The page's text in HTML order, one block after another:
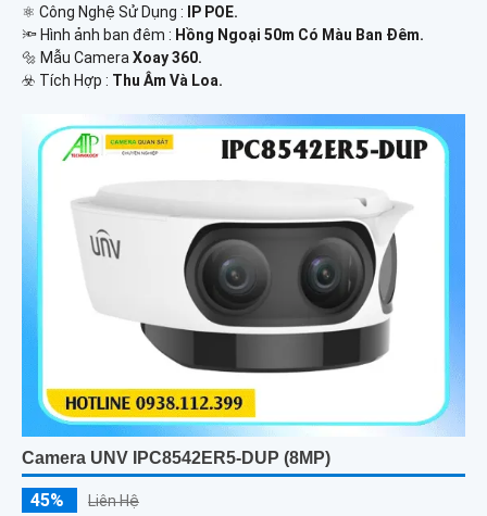
⚛️ Công Nghệ Sử Dụng :
IP POE.
🔦 Hình ảnh ban đêm : Hồng Ngoại 50m Có Màu Ban Ðêm.
🔩 Mẫu CameraXoay 360.
️☣️ Tích Hợp : Thu Âm Và Loa.
Camera UNV IPC8542ER5-DUP (8MP)
45% Liên Hệ